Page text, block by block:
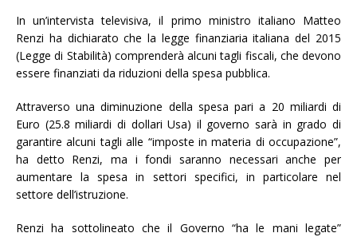
In un’intervista televisiva, il primo ministro italiano Matteo
Renzi ha dichiarato che la legge finanziaria italiana del 2015
(Legge di Stabilità) comprenderà alcuni tagli fiscali, che devono
essere finanziati da riduzioni della spesa pubblica.
Attraverso una diminuzione della spesa pari a 20 miliardi di
Euro (25.8 miliardi di dollari Usa) il governo sarà in grado di
garantire alcuni tagli alle “imposte in materia di occupazione”,
ha detto Renzi, ma i fondi saranno necessari anche per
aumentare la spesa in settori specifici, in particolare nel
settore dell’istruzione.
Renzi ha sottolineato che il Governo “ha le mani legate”